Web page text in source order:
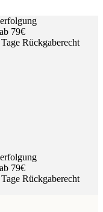
79€
Rückgaberecht
79€
Rückgaberecht